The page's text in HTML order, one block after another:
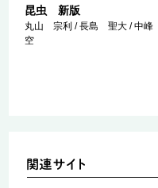
昆虫 新版
丸山 宗利 / 長島 聖大 / 中峰
空